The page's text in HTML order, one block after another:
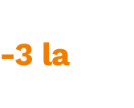
3 la